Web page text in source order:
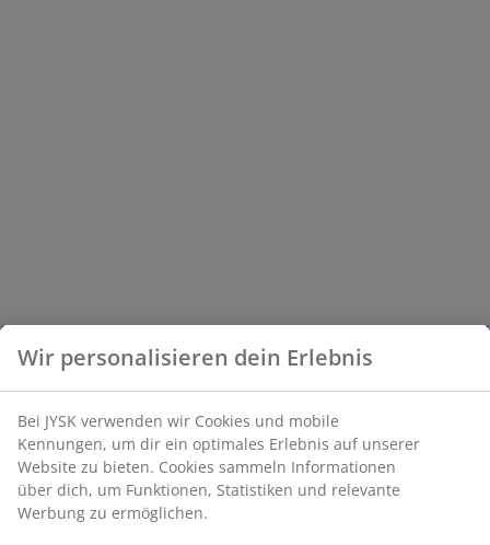
Wir personalisieren dein Erlebnis
Bei JYSK verwenden wir Cookies und mobile
Kennungen, um dir ein optimales Erlebnis auf unserer
Website zu bieten. Cookies sammeln Informationen
über dich, um Funktionen, Statistiken und relevante
Werbung zu ermöglichen.